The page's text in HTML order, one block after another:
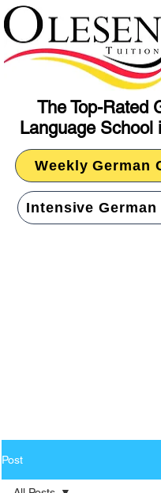
The Top-Rated
Language School
Weekly German
Intensive German
Post